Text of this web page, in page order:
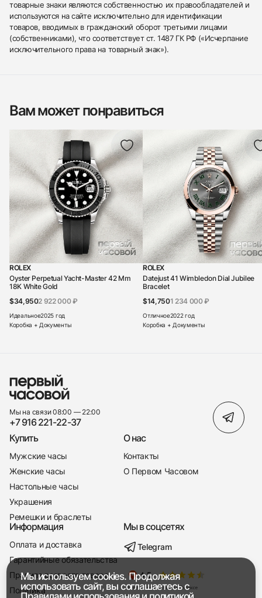
+7 916 221-22-37
Мы насвязи 08:00 — 19:00
товарные знаки являются собственностью их правообладателей и
используются на сайте исключительно для идентификации
товаров, вводимых в гражданский оборот третьими лицами
(собственниками), что соответствует ст. 1487 ГК РФ («Исчерпание
исключительного права на товарный знак»).
Вам может понравиться
ROLEX
Oyster Perpetual Yacht-Master 42 Mm
18K White Gold
$34,9502 922 000 ₽
Идеальное2025 год
Коробка + Документы
ROLEX
Datejust 41 Wimbledon Dial Jubilee
Bracelet
$14,7501 234 000 ₽
Отличное2022 год
Коробка + Документы
Мы на связи 08:00 — 22:00
+7 916 221-22-37
Купить
Мужские часы
Женские часы
Настольные часы
Украшения
Ремешки и браслеты
О нас
Контакты
О Первом Часовом
Информация
Оплата и доставка
Гарантийные обязательства
Правила возврата товара
Политика
Мы в соцсетях
Telegram
Мы используем cookies. Продолжая
использовать сайт, вы соглашаетесь с